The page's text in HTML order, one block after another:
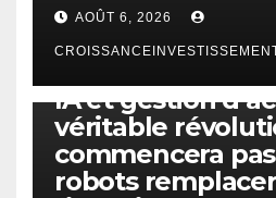
AOÛT 6, 2026
IA et gestion
véritable
commencera
robots